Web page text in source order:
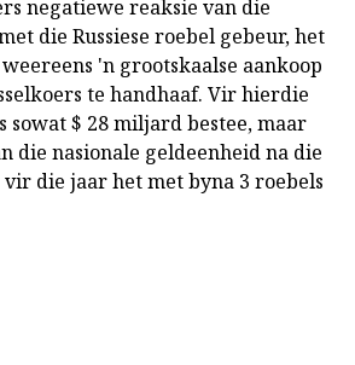
negatiewe reaksie van die
die Russiese roebel gebeur, het
'n grootskaalse aankoop
te handhaaf. Vir hierdie
sowat $ 28 miljard bestee, maar
die nasionale geldeenheid na die
die jaar het met byna 3 roebels